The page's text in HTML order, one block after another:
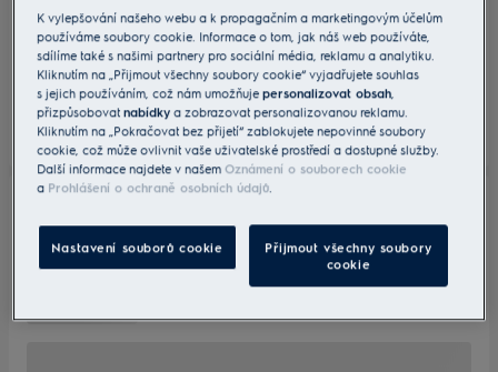
K vylepšování našeho webu a k propagačním a marketingovým účelům
používáme soubory cookie. Informace o tom, jak náš web používáte,
sdílíme také s našimi partnery pro sociální média, reklamu a analytiku.
Kliknutím na „Přijmout všechny soubory cookie“ vyjadřujete souhlas
s jejich používáním, což nám umožňujepersonalizovat obsah,
přizpůsobovatnabídky a zobrazovat personalizovanou reklamu.
Kliknutím na „Pokračovat bez přijetí“ zablokujete nepovinné soubory
cookie, což může ovlivnit vaše uživatelské prostředí a dostupné služby.
Další informace najdete v našemOznámení o souborech cookie
a Prohlášení o ochraně osobních údajů.
Nastavení souborů cookie Přijmout všechny soubory
cookie